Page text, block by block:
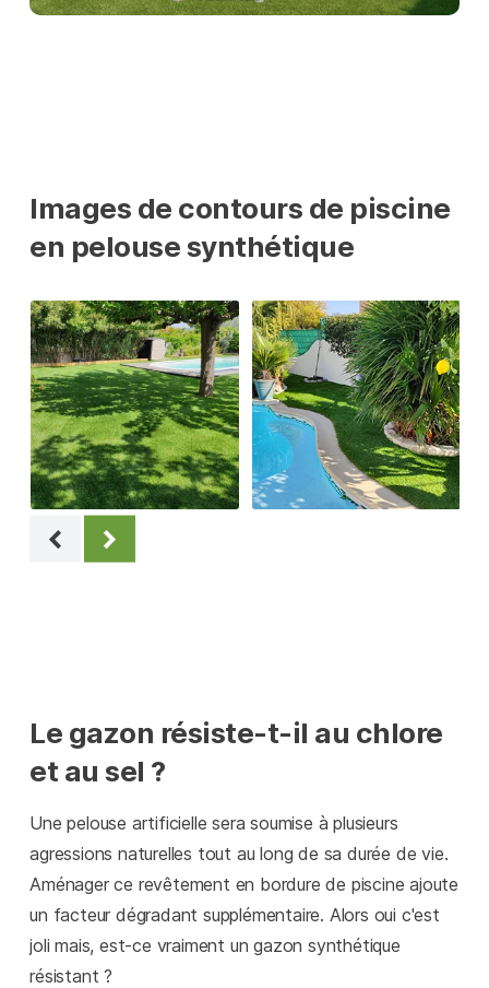
Images de contours de piscine
en pelouse synthétique
Le gazon résiste-t-il au chlore
et au sel ?
Une pelouse artificielle sera soumise à plusieurs
agressions naturelles tout au long de sa durée de vie.
Aménager ce revêtement en bordure de piscine ajoute
un facteur dégradant supplémentaire. Alors oui c'est
joli mais, est-ce vraiment un gazon synthétique
résistant ?